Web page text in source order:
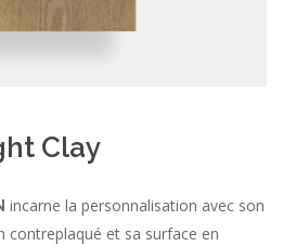
Clay
incarne la personnalisation avec son
contreplaqué et sa surface en